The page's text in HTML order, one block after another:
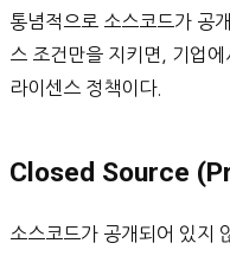
통념적으로 소스코드가 공
스 조건만을 지키면, 기업
라이센스 정책이다.
Closed Source
소스코드가 공개되어 있지